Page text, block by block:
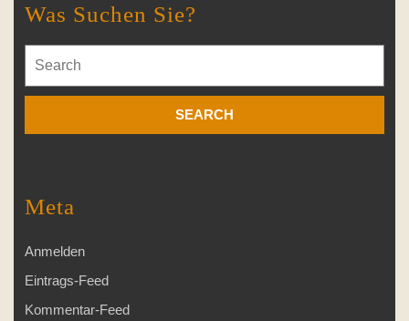
Was Suchen Sie?
for:
Meta
Anmelden
Eintrags-Feed
Kommentar-Feed